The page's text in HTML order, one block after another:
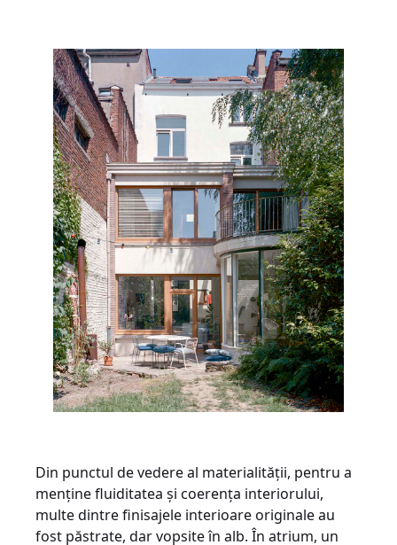
Din punctul de vedere al materialității, pentru a
menține fluiditatea și coerența interiorului,
multe dintre finisajele interioare originale au
fost păstrate, dar vopsite în alb. În atrium, un